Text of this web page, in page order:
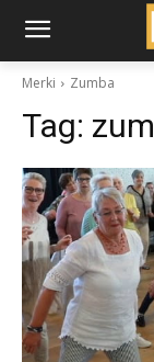
Merki Zumba
Tag: